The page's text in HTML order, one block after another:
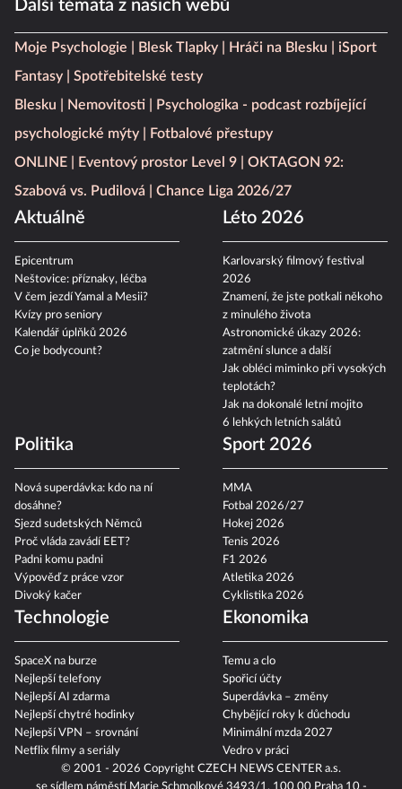
© 2001 - 2026 Copyright CZECH NEWS CENTER a.s.
Další témata z našich webů
Moje Psychologie Blesk Tlapky Hráči na Blesku
iSport
Fantasy
Spotřebitelské testy
Blesku
Nemovitosti
Psychologika - podcast rozbíjející
psychologické mýty
Fotbalové přestupy
ONLINE
Eventový prostor Level 9
OKTAGON 92:
Szabová vs. Pudilová
Chance Liga 2026/27
Aktuálně
Epicentrum
Neštovice: příznaky, léčba
V čem jezdí Yamal a Mesii?
Kvízy pro seniory
Kalendář úplňků 2026
Co je bodycount?
Léto 2026
Karlovarský filmový festival
2026
Znamení, že jste potkali někoho
z minulého života
Astronomické úkazy 2026:
zatmění slunce a další
Jak obléci miminko při vysokých
teplotách?
Jak na dokonalé letní mojito
6 lehkých letních salátů
Politika
Nová superdávka: kdo na ní
dosáhne?
Sjezd sudetských Němců
Proč vláda zavádí EET?
Padni komu padni
Výpověď z práce vzor
Divoký kačer
Sport 2026
MMA
Fotbal 2026/27
Hokej 2026
Tenis 2026
F1 2026
Atletika 2026
Cyklistika 2026
Technologie
SpaceX na burze
Nejlepší telefony
Nejlepší AI zdarma
Nejlepší chytré hodinky
Nejlepší VPN – srovnání
Netflix filmy a seriály
Ekonomika
Temu a clo
Spořicí účty
Superdávka – změny
Chybějící roky k důchodu
Minimální mzda 2027
Vedro v práci